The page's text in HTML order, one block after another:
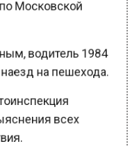
на пешехода.
всех